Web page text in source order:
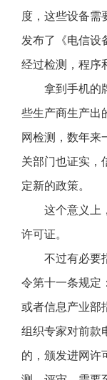
度，这些设备需
发布了《电信设
经过检测，程序
拿到手机的
些生产商生产出
网检测，数年来
关部门也证实，
定新的政策。
这个意义上
许可证。
不过有必要
令第十一条规定
或者信息产业部
组织专家对前款
的，颁发进网许